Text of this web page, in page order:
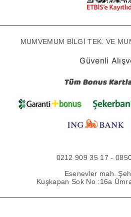
MUMVEMUM BİLGİ TEK. VE
Güvenli
0212 909 35 17 -
Esenevler mah.
Kuşkapan Sok No :16a